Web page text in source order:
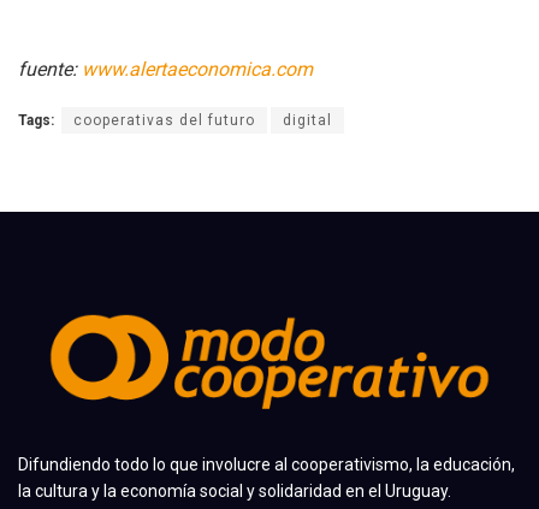
fuente: www.alertaeconomica.com
Tags: cooperativas del futuro digital
Difundiendo todo lo que involucre al cooperativismo, la educación,
la cultura y la economía social y solidaridad en el Uruguay.